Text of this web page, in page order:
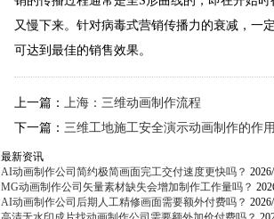
又慢下来。针对病毒式营销传播力的衰减，一
可达到最佳的销售效果。
上一篇： 上海：三维动画制作流程
下一篇： 三维工地施工安全演示动画制作的作用
最新资讯
AI动画制作公司简约极简画面完工交付速度更快吗？
MG动画制作公司矢量素材缺失会增加制作工作量吗？
AI动画制作公司后期人工精修画面需要额外付费吗？